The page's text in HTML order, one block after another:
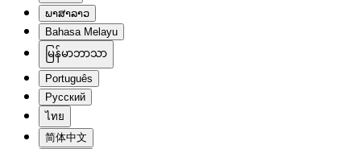
ພາສາລາວ
Bahasa Melayu
မြန်မာဘာသာ
Português
Русский
ไทย
简体中文